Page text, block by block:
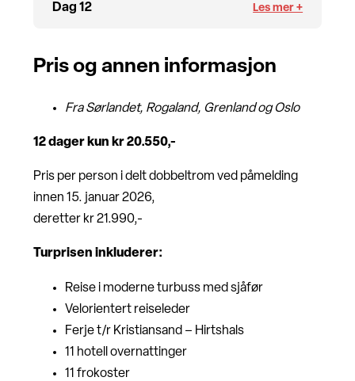
Dag 12
Pris og annen informasjon
Fra Sørlandet, Rogaland, Grenland og Oslo
12 dager kun kr 20.550,-
Pris per person i delt dobbeltrom ved påmelding
innen 15. januar 2026,
deretter kr 21.990,-
Turprisen inkluderer:
Reise i moderne turbuss med sjåfør
Velorientert reiseleder
Ferje t/r Kristiansand – Hirtshals
11 hotell overnattinger
11 frokoster